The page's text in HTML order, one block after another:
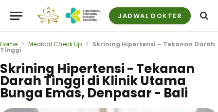
JADWAL DOKTER
Home > Medical Check Up > Skrining Hipertensi – Tekanan Darah
Tinggi
Skrining Hipertensi - Tekanan
Darah Tinggi di Klinik Utama
Bunga Emas, Denpasar - Bali